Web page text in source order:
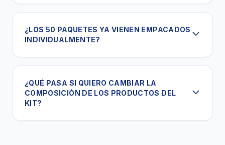
¿LOS 50 PAQUETES YA VIENEN EMPACADOS
INDIVIDUALMENTE?
¿QUÉ PASA SI QUIERO CAMBIAR LA
COMPOSICIÓN DE LOS PRODUCTOS DEL
KIT?